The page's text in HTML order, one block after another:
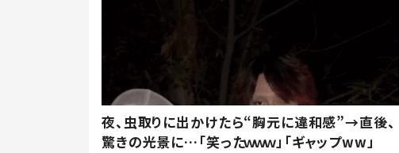
夜、虫取りに出かけたら“胸元に違和感”→直後、
驚きの光景に…「笑ったｗｗｗ」「ギャップww」